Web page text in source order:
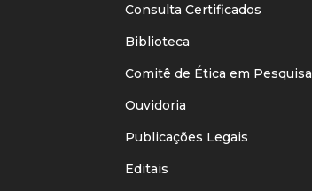
Consulta Certificados
Biblioteca
Comitê de Ética em Pesquisa
Ouvidoria
Publicações Legais
Editais